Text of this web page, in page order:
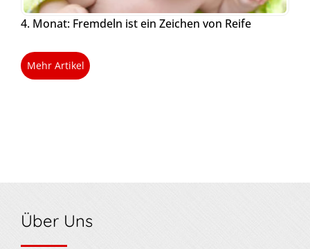
4. Monat: Fremdeln ist ein Zeichen von Reife
Mehr Artikel
Über Uns